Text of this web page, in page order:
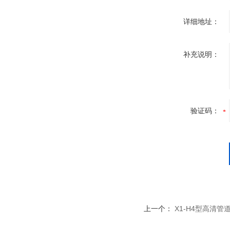
详细地址：
补充说明：
验证码：
上一个： X1-H4型高清管